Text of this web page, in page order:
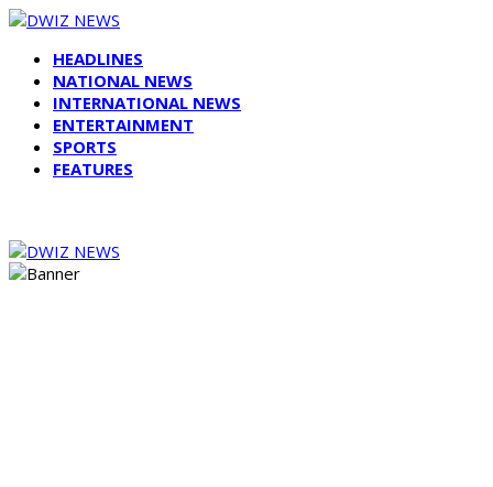
HEADLINES
NATIONAL NEWS
INTERNATIONAL NEWS
ENTERTAINMENT
SPORTS
FEATURES